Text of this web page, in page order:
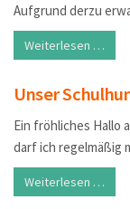
Aufgrund derzu
Weiterlesen …
Unser
Ein fröhliches Hallo
darf ich regelmäßig
Weiterlesen …